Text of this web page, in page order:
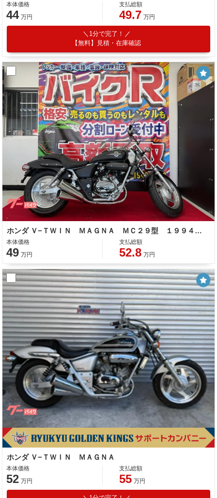
本体価格
44 万円
支払総額
49.7 万円
1分で完了！
【無料】見積・在庫確認
ホンダ Ｖ−ＴＷＩＮ ＭＡＧＮＡ ＭＣ２９型 １９９４年式 ノーマル車
本体価格
49 万円
支払総額
52.8 万円
ホンダ Ｖ−ＴＷＩＮ ＭＡＧＮＡ
本体価格
52 万円
支払総額
55 万円